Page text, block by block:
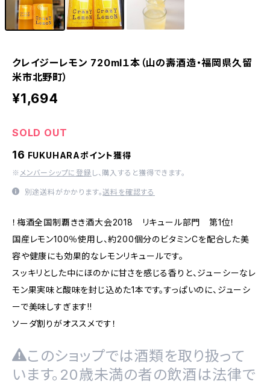
クレイジーレモン 720ml１本（山の壽酒造・福岡県久留
米市北野町）
¥1,694
SOLD OUT
16 FUKUHARAポイント獲得
※ メンバーシップに登録 し、購入すると獲得できます。
別途送料がかかります。送料を確認する
！梅酒全国制覇きき酒大会2018 リキュール部門 第1位！
国産レモン100％使用し、約200個分のビタミンCを配合した美
容や健康にも効果的なレモンリキュールです。
スッキリとした中にほのかに甘さを感じる香りと、ジューシーなレ
モン果実味と酸味を封じ込めた1本です。すっぱいのに、ジューシ
ーで美味しすぎます!!
ソーダ割りがオススメです！
このショップでは酒類を取り扱って
います。20歳未満の者の飲酒は法律で